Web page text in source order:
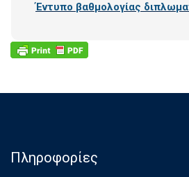
Έντυπο βαθμολογίας
Πληροφορίες